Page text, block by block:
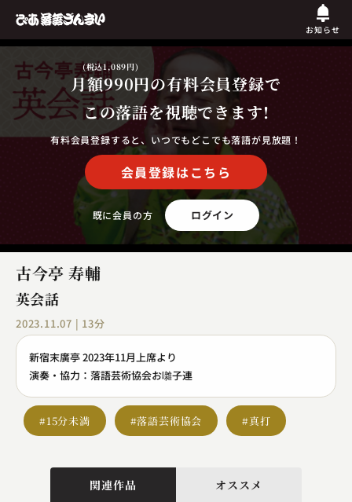
お知らせ
月額990円
(税込1,089円)
の有料会員登録で
この落語を視聴できます!
有料会員登録すると、いつでもどこでも落語が見放題！
会員登録はこちら
既に会員の方 ログイン
古今亭 寿輔
英会話
2023.11.07 | 13分
新宿末廣亭 2023年11月上席より
演奏・協力：落語芸術協会お囃子連
#15分未満 #落語芸術協会 #真打
関連作品 オススメ